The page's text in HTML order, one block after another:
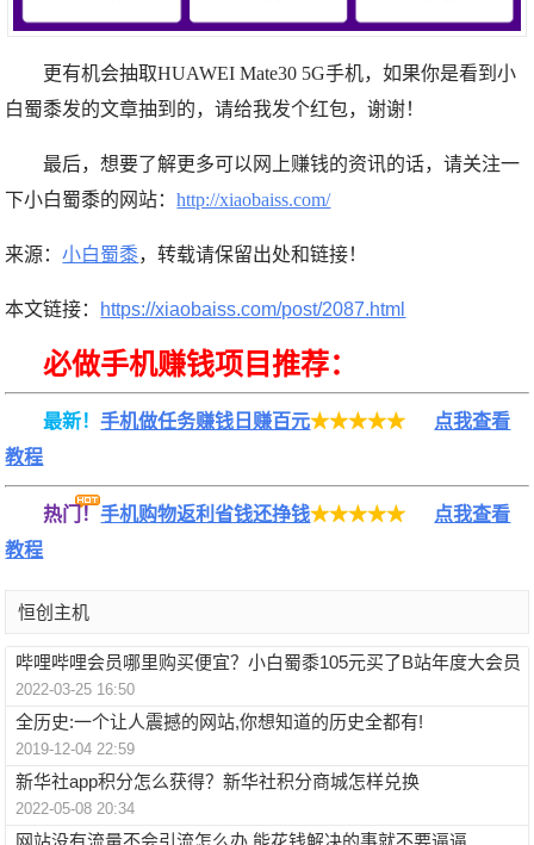
更有机会抽取HUAWEI Mate30 5G手机，如果你是看到小
白蜀黍发的文章抽到的，请给我发个红包，谢谢！
最后，想要了解更多可以网上赚钱的资讯的话，请关注一
下小白蜀黍的网站：http://xiaobaiss.com/
来源：小白蜀黍，转载请保留出处和链接！
本文链接： https://xiaobaiss.com/post/2087.html
必做手机赚钱项目推荐：
最新！手机做任务赚钱日赚百元★★★★★
点我查看
教程
热门！手机购物返利省钱还挣钱★★★★★
点我查看
教程
恒创主机
哔哩哔哩会员哪里购买便宜？小白蜀黍105元买了B站年度大会员
2022-03-25 16:50
全历史:一个让人震撼的网站,你想知道的历史全都有!
2019-12-04 22:59
新华社app积分怎么获得？新华社积分商城怎样兑换
2022-05-08 20:34